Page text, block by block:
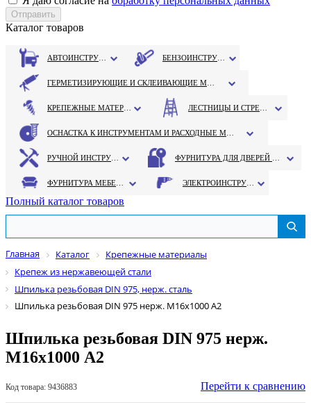
Каталог товаров
Полный каталог товаров
Главная Каталог
Крепежные материалы
Крепеж из нержавеющей стали
Шпилька резьбовая DIN 975, нерж. сталь
Шпилька резьбовая DIN 975 нерж. М16х1000 А2
Шпилька резьбовая DIN 975 нерж.
М16х1000 А2
Код товара: 9436883 Перейти к сравнению